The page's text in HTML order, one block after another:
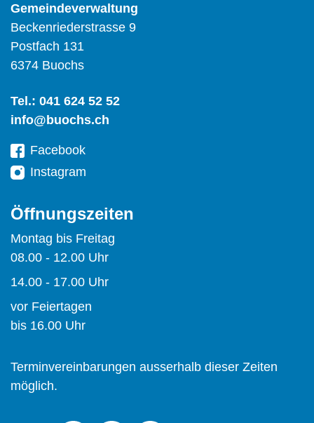
Gemeindeverwaltung
Beckenriederstrasse 9
Postfach 131
6374 Buochs
Tel.: 041 624 52 52
info@buochs.ch
Facebook
Instagram
Öffnungszeiten
Montag bis Freitag
08.00 - 12.00 Uhr
14.00 - 17.00 Uhr
vor Feiertagen
bis 16.00 Uhr
Terminvereinbarungen ausserhalb dieser Zeiten
möglich.